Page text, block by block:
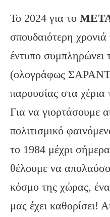
Το 2024 για το
σπουδαιότερη
έντυπο συμπληρώνει
(ολογράφως
παρουσίας στα
Για να γιορτάσουμε
πολιτισμικό
το 1984 μέχρι
θέλουμε να
κόσμο της χώρας,
μας έχει καθορίσει!